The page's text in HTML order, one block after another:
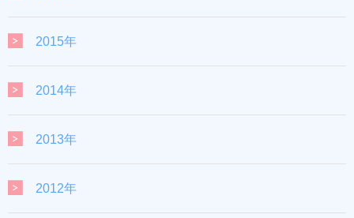
2015年
2014年
2013年
2012年